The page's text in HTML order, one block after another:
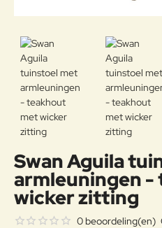
Swan Aguila
armleuningen
wicker zitting
0 beoordeling(en)